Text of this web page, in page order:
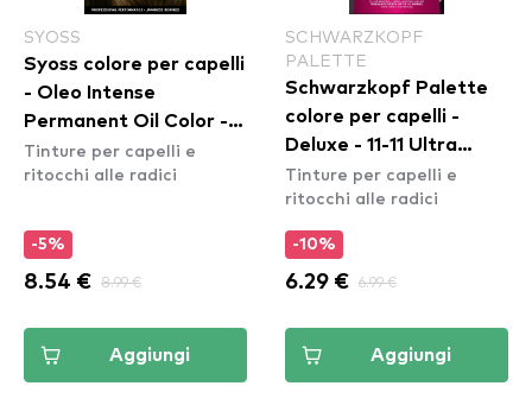
SYOSS
Syoss colore per capelli
- Oleo Intense
Permanent Oil Color -
4-60 Gold Brown
Tinture per capelli e
ritocchi alle radici
-5%
8.54 € 8.99 €
Aggiungi
SCHWARZKOPF
PALETTE
Schwarzkopf Palette
colore per capelli -
Deluxe - 11-11 Ultra
Titanium
Tinture per capelli e
ritocchi alle radici
-10%
6.29 € 6.99 €
Aggiungi